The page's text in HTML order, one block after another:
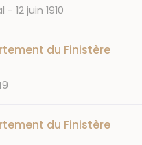
DATE
12 juin 1910
du Finistère
du Finistère